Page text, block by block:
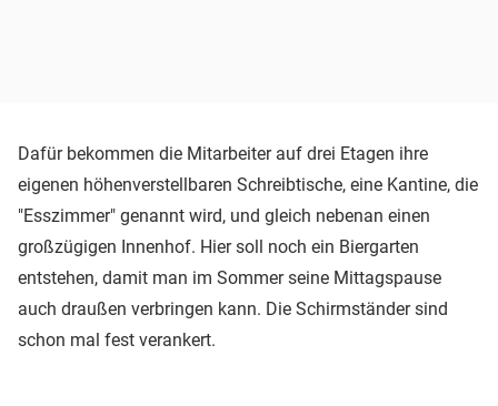
Dafür bekommen die Mitarbeiter auf drei Etagen ihre
eigenen höhenverstellbaren Schreibtische, eine Kantine, die
"Esszimmer" genannt wird, und gleich nebenan einen
großzügigen Innenhof. Hier soll noch ein Biergarten
entstehen, damit man im Sommer seine Mittagspause
auch draußen verbringen kann. Die Schirmständer sind
schon mal fest verankert.